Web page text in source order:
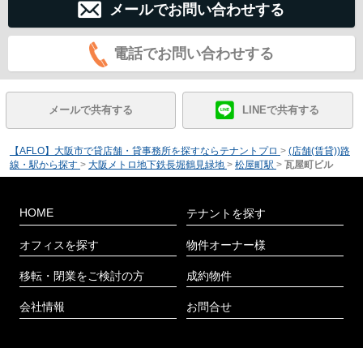
メールでお問い合わせする
電話でお問い合わせする
メールで共有する LINEで共有する
【AFLO】大阪市で貸店舗・貸事務所を探すならテナントプロ > (店舗(賃貸))路
線・駅から探す > 大阪メトロ地下鉄長堀鶴見緑地 > 松屋町駅 > 瓦屋町ビル
HOME
オフィスを探す
移転・閉業をご検討の方
会社情報
テナントを探す
物件オーナー様
成約物件
お問合せ